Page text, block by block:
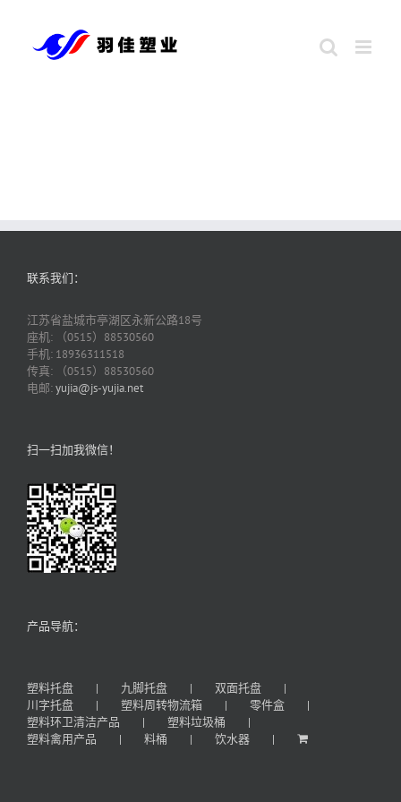
联系我们：
江苏省盐城市亭湖区永新公路18号
座机: （0515）88530560
手机: 18936311518
传真: （0515）88530560
电邮:yujia@js-yujia.net
扫一扫加我微信！
产品导航：
塑料托盘 九脚托盘
双面托盘
川字托盘
塑料周转物流箱
零件盒
塑料环卫清洁产品
塑料垃圾桶
塑料禽用产品
料桶 饮水器